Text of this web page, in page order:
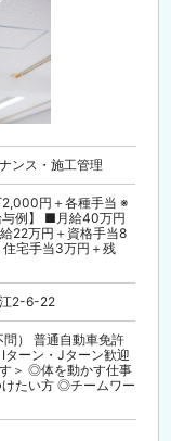
ンス・施工管理
円＋各種手当 ※
与例】 ■月給40万円
22万円＋資格手当8
宅手当3万円＋残
2-6-22
） 普通自動車免許
Iターン・Jターン歓迎
＞ ◎体を動かす仕事
たい方 ◎チームワー